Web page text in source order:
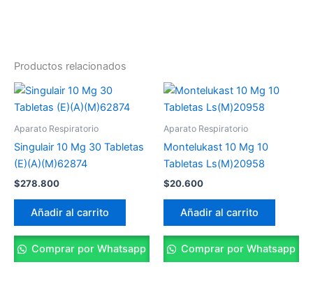
Productos relacionados
Aparato Respiratorio
Singulair 10 Mg 30 Tabletas
(E)(A)(M)62874
$278.800
Añadir al carrito
Comprar por Whatsapp
Aparato Respiratorio
Montelukast 10 Mg 10
Tabletas Ls(M)20958
$20.600
Añadir al carrito
Comprar por Whatsapp